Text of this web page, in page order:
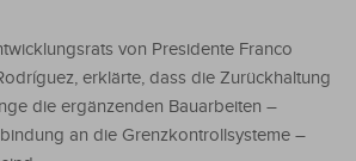
von Presidente Franco
erklärte, dass die Zurückhaltung
die ergänzenden Bauarbeiten –
an die Grenzkontrollsysteme –